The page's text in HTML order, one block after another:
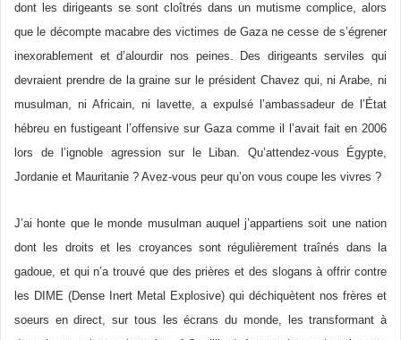
dont les dirigeants se sont cloîtrés dans un mutisme complice, alors
que le décompte macabre des victimes de Gaza ne cesse de s’égrener
inexorablement et d’alourdir nos peines. Des dirigeants serviles qui
devraient prendre de la graine sur le président Chavez qui, ni Arabe, ni
musulman, ni Africain, ni lavette, a expulsé l’ambassadeur de l’État
hébreu en fustigeant l’offensive sur Gaza comme il l’avait fait en 2006
lors de l’ignoble agression sur le Liban. Qu’attendez-vous Égypte,
Jordanie et Mauritanie ? Avez-vous peur qu’on vous coupe les vivres ?
J’ai honte que le monde musulman auquel j’appartiens soit une nation
dont les droits et les croyances sont régulièrement traînés dans la
gadoue, et qui n’a trouvé que des prières et des slogans à offrir contre
les DIME (Dense Inert Metal Explosive) qui déchiquètent nos frères et
soeurs en direct, sur tous les écrans du monde, les transformant à